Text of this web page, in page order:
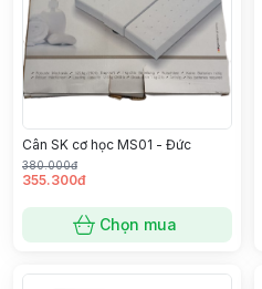
Cân SK cơ học MS01 - Đức
380.000đ
355.300đ
Chọn mua